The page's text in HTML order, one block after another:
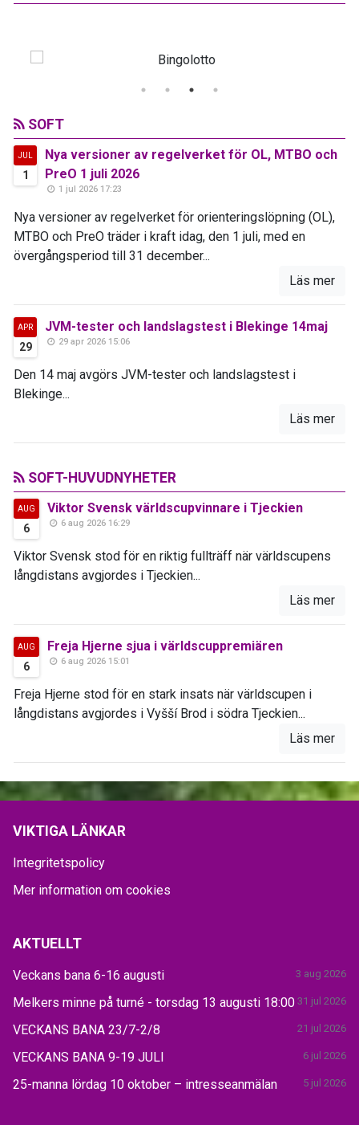
SOFT
JUL
1
Nya versioner av regelverket för OL, MTBO och
PreO 1 juli 2026
1 jul 2026 17:23
Nya versioner av regelverket för orienteringslöpning (OL),
MTBO och PreO träder i kraft idag, den 1 juli, med en
övergångsperiod till 31 december...
Läs mer
APR
29
JVM-tester och landslagstest i Blekinge 14maj
29 apr 2026 15:06
Den 14 maj avgörs JVM-tester och landslagstest i
Blekinge...
Läs mer
SOFT-HUVUDNYHETER
AUG
6
Viktor Svensk världscupvinnare i Tjeckien
6 aug 2026 16:29
Viktor Svensk stod för en riktig fullträff när världscupens
långdistans avgjordes i Tjeckien...
Läs mer
AUG
6
Freja Hjerne sjua i världscuppremiären
6 aug 2026 15:01
Freja Hjerne stod för en stark insats när världscupen i
långdistans avgjordes i Vyšší Brod i södra Tjeckien...
Läs mer
VIKTIGA LÄNKAR
Integritetspolicy
Mer information om cookies
AKTUELLT
Veckans bana 6-16 augusti 3 aug 2026
Melkers minne på turné - torsdag 13 augusti 18:00 31 jul 2026
VECKANS BANA 23/7-2/8 21 jul 2026
VECKANS BANA 9-19 JULI 6 jul 2026
25-manna lördag 10 oktober – intresseanmälan 5 jul 2026